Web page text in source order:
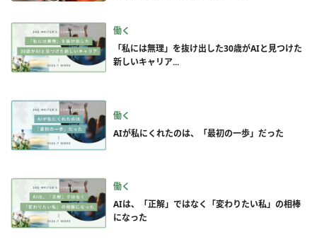
働く
「私には無理」を抜け出した30歳がAIと見つけた
新しいキャリア...
働く
AIが私にくれたのは、「最初の一歩」だった
働く
AIは、「正解」ではなく「変わりたい私」の相棒
になった